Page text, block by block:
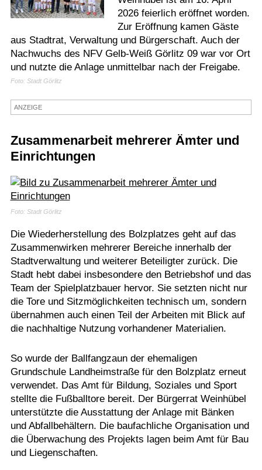
Kultur
Termine
Kostenlos
2026 feierlich eröffnet worden.
Zur Eröffnung kamen Gäste
aus Stadtrat, Verwaltung und Bürgerschaft. Auch der
Nachwuchs des NFV Gelb-Weiß Görlitz 09 war vor Ort
und nutzte die Anlage unmittelbar nach der Freigabe.
Foto: Stadt Görlitz
ANZEIGE
Zusammenarbeit mehrerer Ämter und
Einrichtungen
Foto: Stadt Görlitz
Die Wiederherstellung des Bolzplatzes geht auf das
Zusammenwirken mehrerer Bereiche innerhalb der
Stadtverwaltung und weiterer Beteiligter zurück. Die
Stadt hebt dabei insbesondere den Betriebshof und das
Team der Spielplatzbauer hervor. Sie setzten nicht nur
die Tore und Sitzmöglichkeiten technisch um, sondern
übernahmen auch einen Teil der Arbeiten mit Blick auf
die nachhaltige Nutzung vorhandener Materialien.
So wurde der Ballfangzaun der ehemaligen
Grundschule Landheimstraße für den Bolzplatz erneut
verwendet. Das Amt für Bildung, Soziales und Sport
stellte die Fußballtore bereit. Der Bürgerrat Weinhübel
unterstützte die Ausstattung der Anlage mit Bänken
und Abfallbehältern. Die baufachliche Organisation und
die Überwachung des Projekts lagen beim Amt für Bau
und Liegenschaften.